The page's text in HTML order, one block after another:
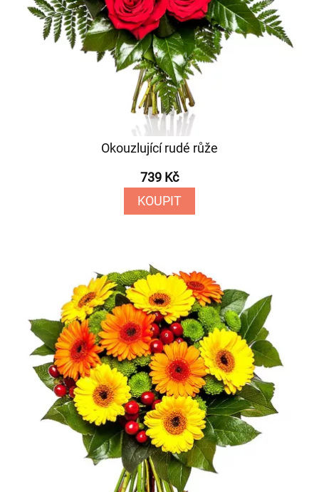
Okouzlující rudé růže
739 Kč
KOUPIT